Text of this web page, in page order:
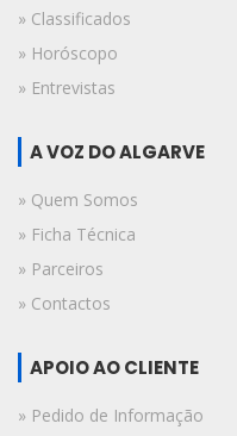
» Classificados
» Horóscopo
» Entrevistas
A VOZ DO ALGARVE
» Quem Somos
» Ficha Técnica
» Parceiros
» Contactos
APOIO AO CLIENTE
» Pedido de Informação